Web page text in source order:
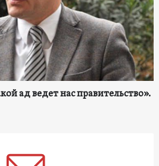
ад ведет нас правительство».